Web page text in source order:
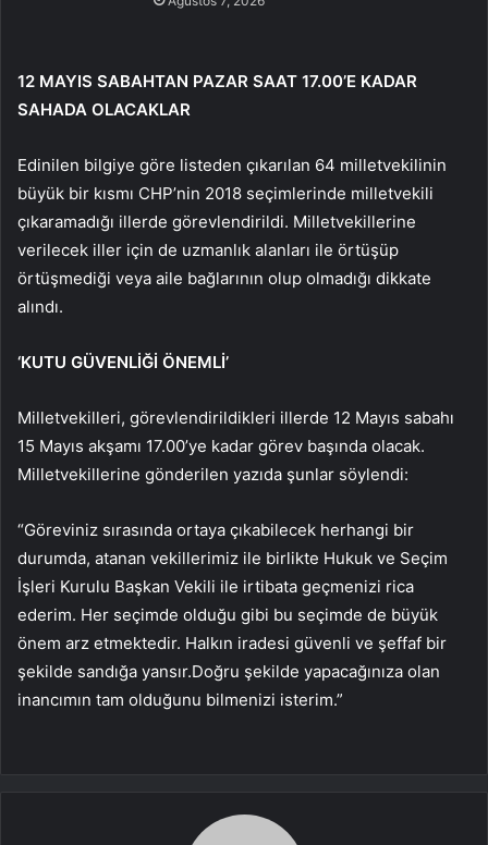
12 MAYIS SABAHTAN PAZAR SAAT 17.00’E KADAR
SAHADA OLACAKLAR
Edinilen bilgiye göre listeden çıkarılan 64 milletvekilinin
büyük bir kısmı CHP’nin 2018 seçimlerinde milletvekili
çıkaramadığı illerde görevlendirildi. Milletvekillerine
verilecek iller için de uzmanlık alanları ile örtüşüp
örtüşmediği veya aile bağlarının olup olmadığı dikkate
alındı.
‘KUTU GÜVENLİĞİ ÖNEMLİ’
Milletvekilleri, görevlendirildikleri illerde 12 Mayıs sabahı
15 Mayıs akşamı 17.00’ye kadar görev başında olacak.
Milletvekillerine gönderilen yazıda şunlar söylendi:
“Göreviniz sırasında ortaya çıkabilecek herhangi bir
durumda, atanan vekillerimiz ile birlikte Hukuk ve Seçim
İşleri Kurulu Başkan Vekili ile irtibata geçmenizi rica
ederim. Her seçimde olduğu gibi bu seçimde de büyük
önem arz etmektedir. Halkın iradesi güvenli ve şeffaf bir
şekilde sandığa yansır.Doğru şekilde yapacağınıza olan
inancımın tam olduğunu bilmenizi isterim.”